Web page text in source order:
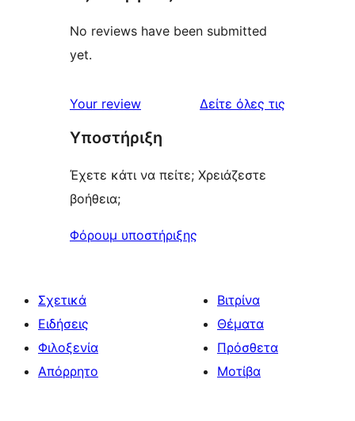
No reviews have been submitted
yet.
Your review Δείτε όλες τις
Υποστήριξη
Έχετε κάτι να πείτε; Χρειάζεστε
βοήθεια;
Φόρουμ υποστήριξης
Σχετικά
Ειδήσεις
Φιλοξενία
Απόρρητο
Βιτρίνα
Θέματα
Πρόσθετα
Μοτίβα